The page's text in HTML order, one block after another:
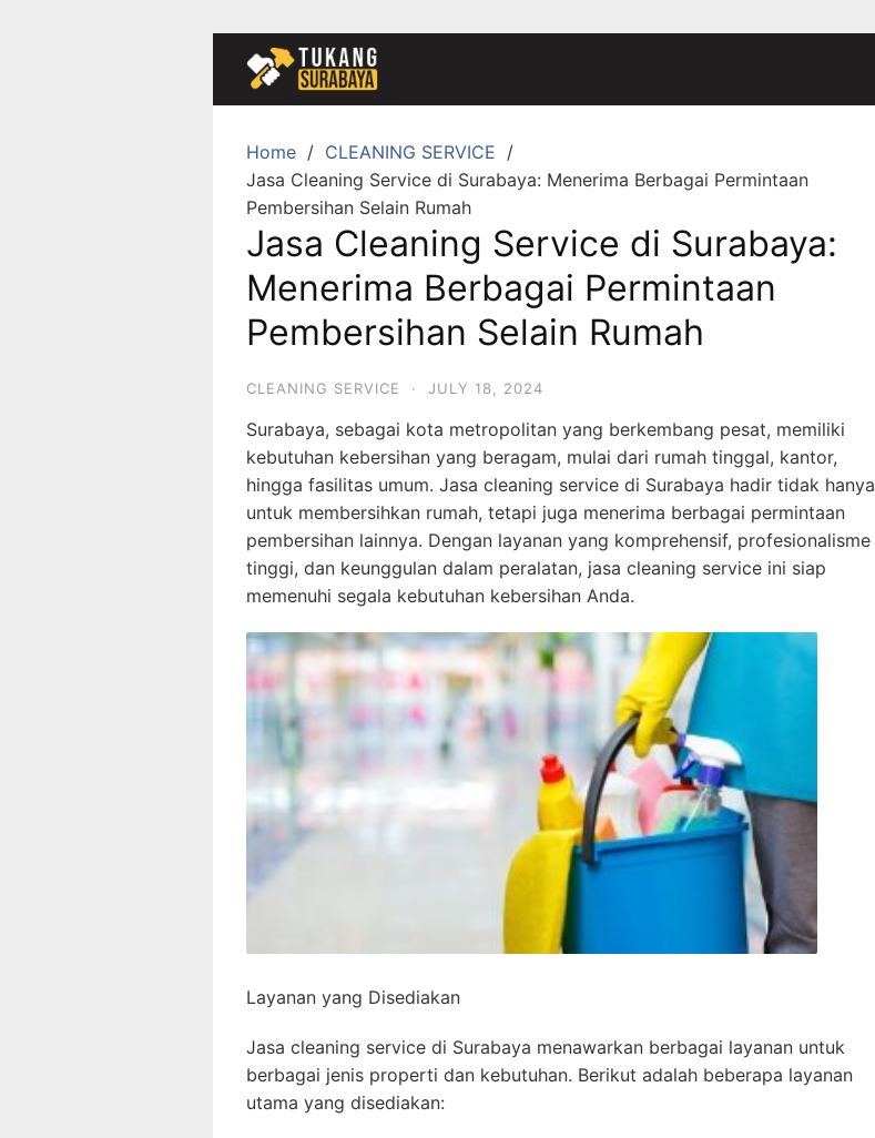
Home
CLEANING SERVICE
Jasa Cleaning Service di Surabaya: Menerima Berbagai Permintaan
Pembersihan Selain Rumah
Jasa Cleaning Service di Surabaya:
Menerima Berbagai Permintaan
Pembersihan Selain Rumah
CLEANING SERVICE · JULY 18, 2024
Surabaya, sebagai kota metropolitan yang berkembang pesat, memiliki
kebutuhan kebersihan yang beragam, mulai dari rumah tinggal, kantor,
hingga fasilitas umum. Jasa cleaning service di Surabaya hadir tidak hanya
untuk membersihkan rumah, tetapi juga menerima berbagai permintaan
pembersihan lainnya. Dengan layanan yang komprehensif, profesionalisme
tinggi, dan keunggulan dalam peralatan, jasa cleaning service ini siap
memenuhi segala kebutuhan kebersihan Anda.
Layanan yang Disediakan
Jasa cleaning service di Surabaya menawarkan berbagai layanan untuk
berbagai jenis properti dan kebutuhan. Berikut adalah beberapa layanan
utama yang disediakan: